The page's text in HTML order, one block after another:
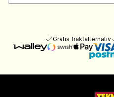
Gratis fraktalternativ